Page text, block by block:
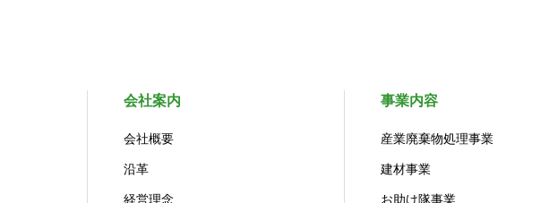
会社案内
会社概要
沿革
経営理念
事業内容
産業廃棄物処理事業
建材事業
お助け隊事業